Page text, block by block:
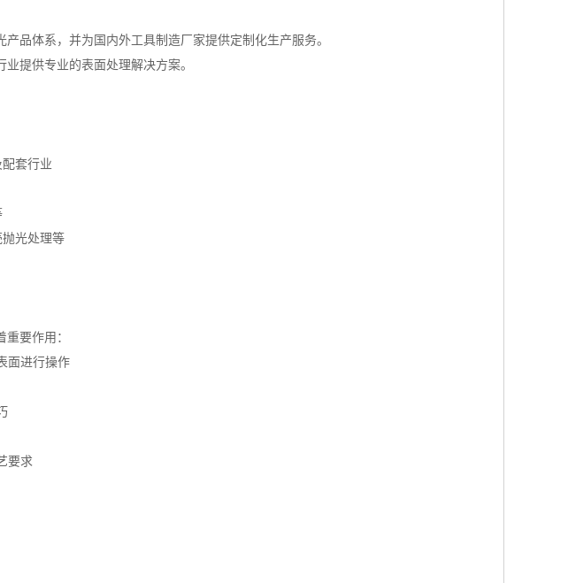
品体系，并为国内外工具制造厂家提供定制化生产服务。
提供专业的表面处理解决方案。
套行业
光处理等
要作用：
面进行操作
要求